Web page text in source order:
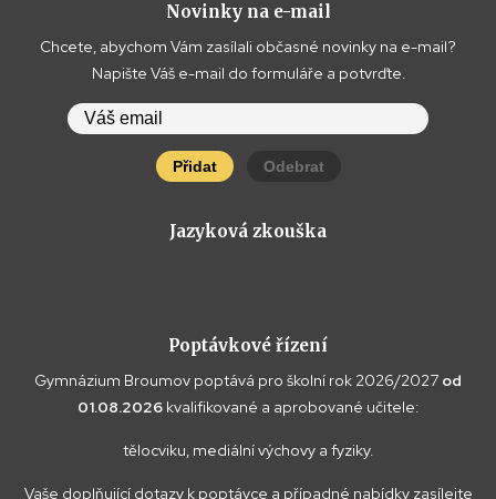
Novinky na e-mail
Chcete, abychom Vám zasílali občasné novinky na e-mail?
Napište Váš e-mail do formuláře a potvrďte.
Přidat Odebrat
Jazyková zkouška
Poptávkové řízení
Gymnázium Broumov poptává pro školní rok 2026/2027 od
01.08.2026 kvalifikované a aprobované učitele:
tělocviku, mediální výchovy a fyziky.
Vaše doplňující dotazy k poptávce a případné nabídky zasílejte